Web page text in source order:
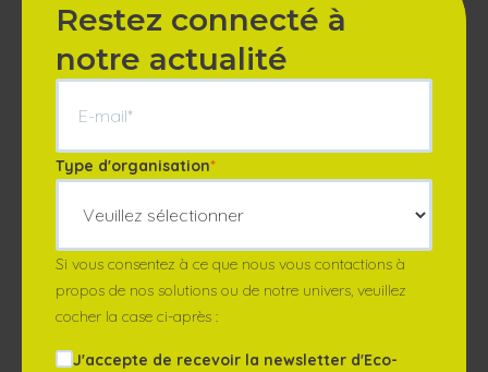
Restez connecté à
notre actualité
Type d'organisation*
Si vous consentez à ce que nous vous contactions à
propos de nos solutions ou de notre univers, veuillez
cocher la case ci-après :
J'accepte de recevoir la newsletter d'Eco-